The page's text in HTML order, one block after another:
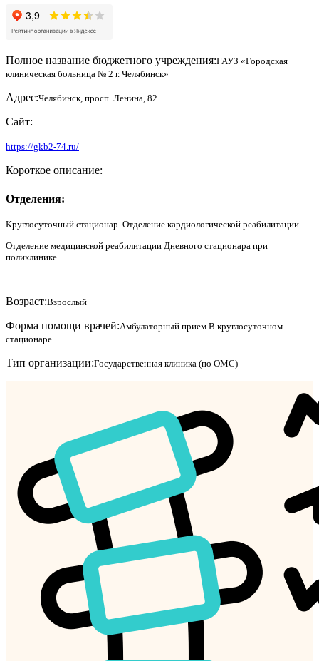
Полное название бюджетного учреждения:ГАУЗ «Городская
клиническая больница № 2 г. Челябинск»
Адрес:Челябинск, просп. Ленина, 82
Сайт:
https://gkb2-74.ru/
Короткое описание:
Отделения:
Круглосуточный стационар. Отделение кардиологической реабилитации
Отделение медицинской реабилитации Дневного стационара при
поликлинике
Возраст:Взрослый
Форма помощи врачей:Амбулаторный прием В круглосуточном
стационаре
Тип организации:Государственная клиника (по ОМС)